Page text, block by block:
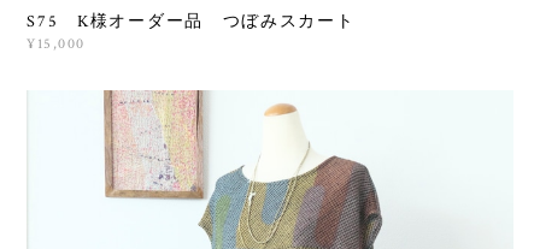
S75 K様オーダー品 つぼみスカート
¥15,000